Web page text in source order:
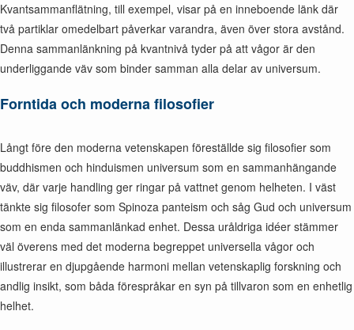
Kvantsammanflätning, till exempel, visar på en inneboende länk där
två partiklar omedelbart påverkar varandra, även över stora avstånd.
Denna sammanlänkning på kvantnivå tyder på att vågor är den
underliggande väv som binder samman alla delar av universum.
Forntida och moderna filosofier
Långt före den moderna vetenskapen föreställde sig filosofier som
buddhismen och hinduismen universum som en sammanhängande
väv, där varje handling ger ringar på vattnet genom helheten. I väst
tänkte sig filosofer som Spinoza panteism och såg Gud och universum
som en enda sammanlänkad enhet. Dessa uråldriga idéer stämmer
väl överens med det moderna begreppet universella vågor och
illustrerar en djupgående harmoni mellan vetenskaplig forskning och
andlig insikt, som båda förespråkar en syn på tillvaron som en enhetlig
helhet.